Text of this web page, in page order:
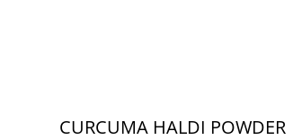
CURCUMA HALDI POWDER